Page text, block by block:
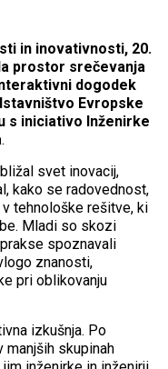
in inovativnosti, 20.
prostor srečevanja
dogodek
Evropske
s iniciativo Inženirke
.
svet inovacij,
kako se radovednost,
tehnološke rešitve, ki
Mladi so skozi
spoznavali
znanosti,
pri oblikovanju
izkušnja. Po
manjših skupinah